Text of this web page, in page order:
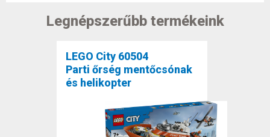
Legnépszerűbb termékeink
LEGO City 60504
Parti őrség mentőcsónak
és helikopter